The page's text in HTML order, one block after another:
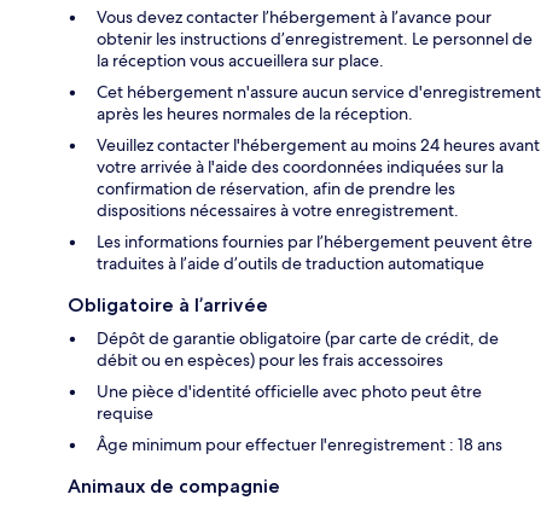
Vous devez contacter l’hébergement à l’avance pour
obtenir les instructions d’enregistrement. Le personnel de
la réception vous accueillera sur place.
Cet hébergement n'assure aucun service d'enregistrement
après les heures normales de la réception.
Veuillez contacter l'hébergement au moins 24 heures avant
votre arrivée à l'aide des coordonnées indiquées sur la
confirmation de réservation, afin de prendre les
dispositions nécessaires à votre enregistrement.
Les informations fournies par l’hébergement peuvent être
traduites à l’aide d’outils de traduction automatique
Obligatoire à l’arrivée
Dépôt de garantie obligatoire (par carte de crédit, de
débit ou en espèces) pour les frais accessoires
Une pièce d'identité officielle avec photo peut être
requise
Âge minimum pour effectuer l'enregistrement : 18 ans
Animaux de compagnie